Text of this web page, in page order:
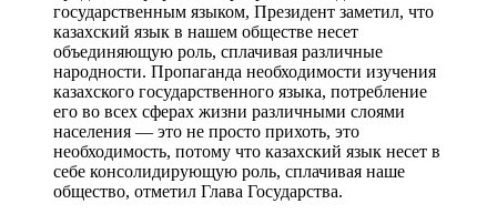
государственным языком, Президент заметил, что
казахский язык в нашем обществе несет
объединяющую роль, сплачивая различные
народности. Пропаганда необходимости изучения
казахского государственного языка, потребление
его во всех сферах жизни различными слоями
населения — это не просто прихоть, это
необходимость, потому что казахский язык несет в
себе консолидирующую роль, сплачивая наше
общество, отметил Глава Государства.